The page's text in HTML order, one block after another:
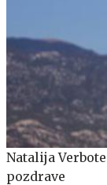
Natalija
pozdrave